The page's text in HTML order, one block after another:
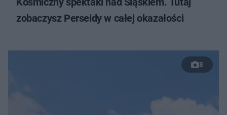
zobaczysz Perseidy w całej okazałości
8